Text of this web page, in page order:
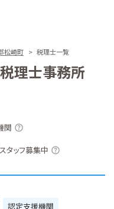
松崎町 税理士一覧
理士事務所
関
スタッフ募集中
認定支援機関